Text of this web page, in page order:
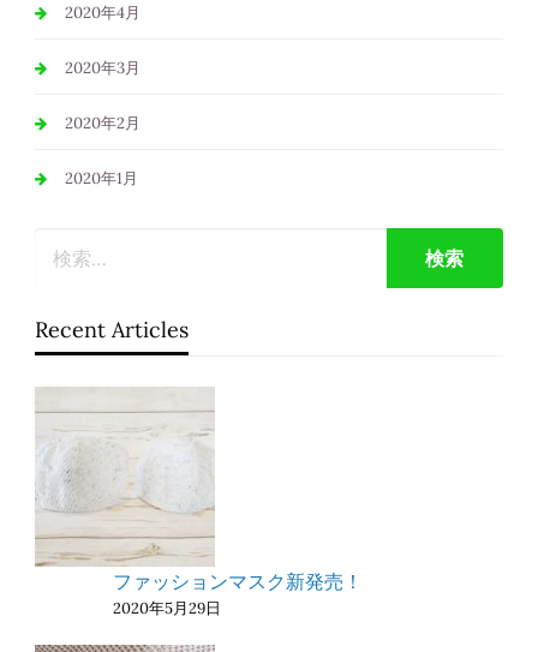
2020年4月
2020年3月
2020年2月
2020年1月
Recent Articles
ファッションマスク新発売！
2020年5月29日